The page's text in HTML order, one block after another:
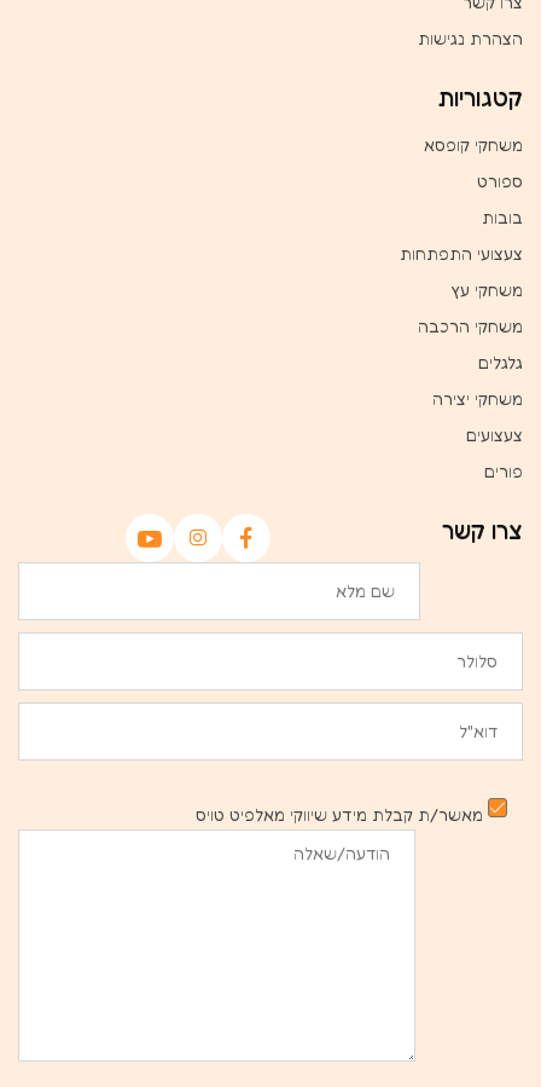
הצהרת נגישות
קטגוריות
משחקי קופסא
ספורט
בובות
צעצועי התפתחות
משחקי עץ
משחקי הרכבה
גלגלים
משחקי יצירה
צעצועים
פורים
צרו קשר
מאשר/ת קבלת מידע שיווקי מאלפיט טויס